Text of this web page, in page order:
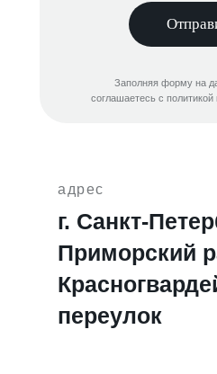
Заполняя форму на
соглашаетесь с
адрес
г. Санкт-
Приморский
переулок